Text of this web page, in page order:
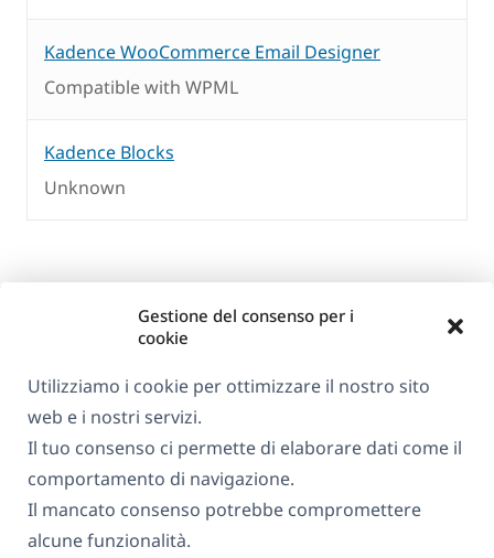
Gestione del consenso per i
cookie
Utilizziamo i cookie per ottimizzare il nostro sito
web e i nostri servizi.
Il tuo consenso ci permette di elaborare dati come il
comportamento di navigazione.
Il mancato consenso potrebbe compromettere
alcune funzionalità.
Kadence WooCommerce Email Designer
Compatible with WPML
Kadence Blocks
Unknown
GDPR e Informativa sulla Privacy
Unisciti al nostro team(si